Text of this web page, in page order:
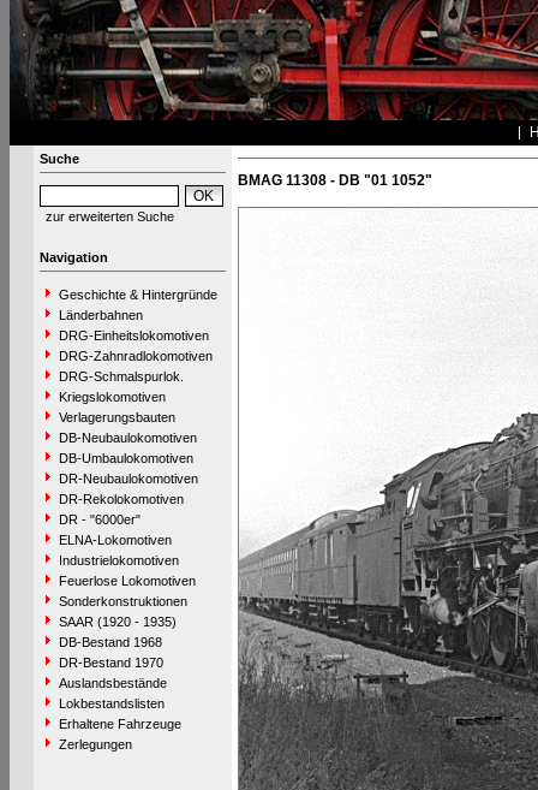
Suche
zur erweiterten Suche
Navigation
Geschichte & Hintergründe
Länderbahnen
DRG-Einheitslokomotiven
DRG-Zahnradlokomotiven
DRG-Schmalspurlok.
Kriegslokomotiven
Verlagerungsbauten
DB-Neubaulokomotiven
DB-Umbaulokomotiven
DR-Neubaulokomotiven
DR-Rekolokomotiven
DR - "6000er"
ELNA-Lokomotiven
Industrielokomotiven
Feuerlose Lokomotiven
Sonderkonstruktionen
SAAR (1920 - 1935)
DB-Bestand 1968
DR-Bestand 1970
Auslandsbestände
Lokbestandslisten
Erhaltene Fahrzeuge
Zerlegungen
BMAG 11308 - DB "01 1052"